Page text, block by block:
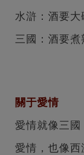
水滸：酒要大
三國：酒要煮
關于愛情
愛情就像三國
愛情，也像